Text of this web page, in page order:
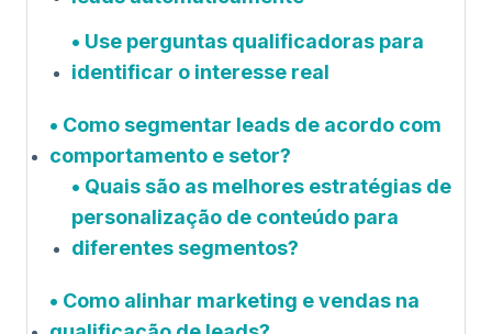
Use perguntas qualificadoras para
identificar o interesse real
Como segmentar leads de acordo com
comportamento e setor?
Quais são as melhores estratégias de
personalização de conteúdo para
diferentes segmentos?
Como alinhar marketing e vendas na